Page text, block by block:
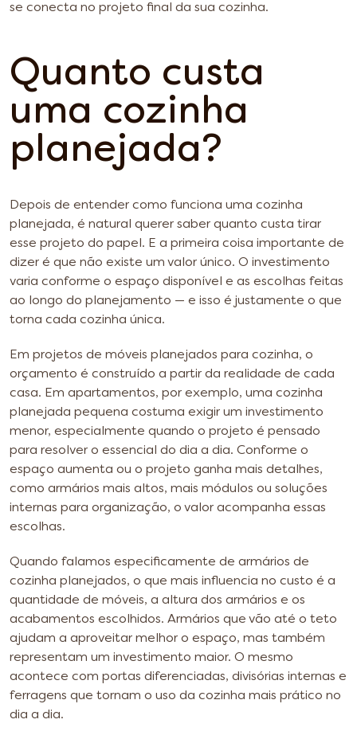
se conecta no projeto final da sua cozinha.
Quanto custa
uma cozinha
planejada?
Depois de entender como funciona uma cozinha
planejada, é natural querer saber quanto custa tirar
esse projeto do papel. E a primeira coisa importante de
dizer é que não existe um valor único. O investimento
varia conforme o espaço disponível e as escolhas feitas
ao longo do planejamento — e isso é justamente o que
torna cada cozinha única.
Em projetos de móveis planejados para cozinha, o
orçamento é construído a partir da realidade de cada
casa. Em apartamentos, por exemplo, uma cozinha
planejada pequena costuma exigir um investimento
menor, especialmente quando o projeto é pensado
para resolver o essencial do dia a dia. Conforme o
espaço aumenta ou o projeto ganha mais detalhes,
como armários mais altos, mais módulos ou soluções
internas para organização, o valor acompanha essas
escolhas.
Quando falamos especificamente de armários de
cozinha planejados, o que mais influencia no custo é a
quantidade de móveis, a altura dos armários e os
acabamentos escolhidos. Armários que vão até o teto
ajudam a aproveitar melhor o espaço, mas também
representam um investimento maior. O mesmo
acontece com portas diferenciadas, divisórias internas e
ferragens que tornam o uso da cozinha mais prático no
dia a dia.